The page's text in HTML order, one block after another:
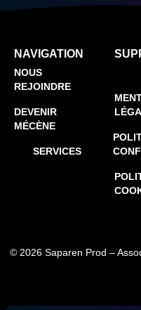
NAVIGATION
NOUS
REJOINDRE
DEVENIR
MÉCÈNE
SERVICES
© 2026 Saparen Prod –